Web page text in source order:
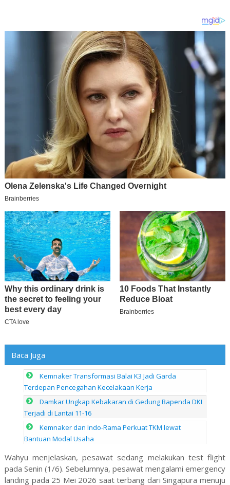
Baca Juga
Kemnaker Transformasi Balai K3 Jadi Garda
Terdepan Pencegahan Kecelakaan Kerja
Damkar Ungkap Kebakaran di Gedung Bapenda DKI
Terjadi di Lantai 11-16
Kemnaker dan Indo-Rama Perkuat TKM lewat
Bantuan Modal Usaha
Wahyu menjelaskan, pesawat sedang melakukan test flight
pada Senin (1/6). Sebelumnya, pesawat mengalami emergency
landing pada 25 Mei 2026 saat terbang dari Singapura menuju